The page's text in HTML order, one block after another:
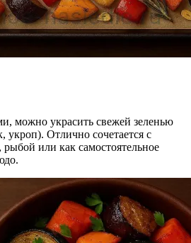
можно украсить свежей зеленью
укроп). Отлично сочетается с
или как самостоятельное